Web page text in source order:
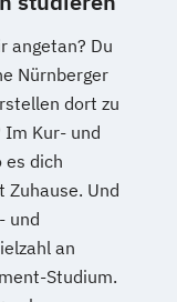
angetan? Du
Nürnberger
dort zu
Im Kur- und
es dich
Zuhause. Und
und
an
Studium.